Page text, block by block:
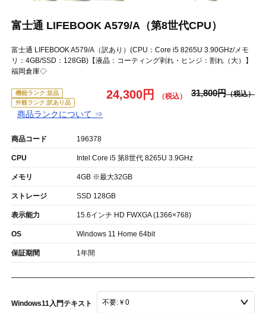
富士通 LIFEBOOK A579/A（第8世代CPU）
富士通 LIFEBOOK A579/A（訳あり）(CPU：Core i5 8265U 3.90GHz/メモ
リ：4GB/SSD：128GB)【液晶：コーティング剥れ・ヒンジ：割れ（大）】
福岡倉庫◇
機能ランク:並品
外観ランク:訳あり品
商品ランクについて ⇒
24,300円 31,800円
商品コード 196378
CPU Intel Core i5 第8世代 8265U 3.9GHz
メモリ 4GB ※最大32GB
ストレージ SSD 128GB
表示能力 15.6インチ HD FWXGA (1366×768)
OS Windows 11 Home 64bit
保証期間 1年間
Windows11入門テキスト